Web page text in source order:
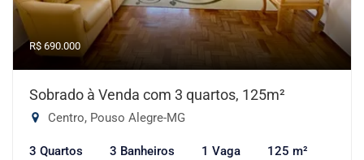
R$ 690.000
Sobrado à Venda com 3 quartos, 125m²
Centro, Pouso Alegre-MG
3 Quartos 3 Banheiros 1 Vaga 125 m²